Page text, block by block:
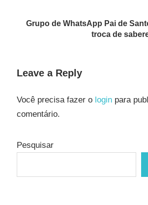
Grupo de WhatsApp Pai de
troca de
Leave a Reply
Você precisa fazer o login para
comentário.
Pesquisar